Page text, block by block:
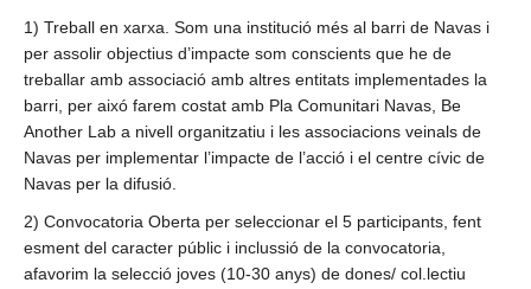
1) Treball en xarxa. Som una institució més al barri de Navas i
per assolir objectius d’impacte som conscients que he de
treballar amb associació amb altres entitats implementades la
barri, per aixó farem costat amb Pla Comunitari Navas, Be
Another Lab a nivell organitzatiu i les associacions veinals de
Navas per implementar l’impacte de l’acció i el centre cívic de
Navas per la difusió.
2) Convocatoria Oberta per seleccionar el 5 participants, fent
esment del caracter públic i inclussió de la convocatoria,
afavorim la selecció joves (10-30 anys) de dones/ col.lectiu